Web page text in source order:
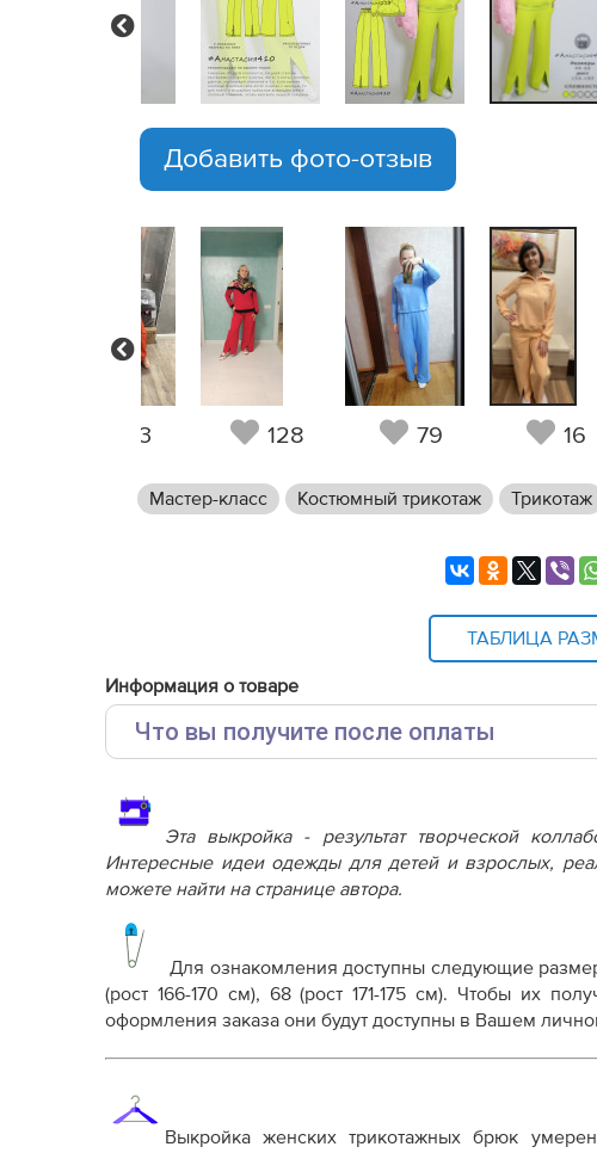
Добавить фото-отзыв
Previous
13 128 79 16
Мастер-класс Костюмный трикотаж Трикотаж
ТАБЛИЦА
Информация о товаре
Что вы получите после оплаты
Выкройка PDF для печати на принтере A4 или
от выбора формата
Инструкция-брюки-Анастасия410.pdf
Дополнительные файлы:
Справочник - виды швов
Терминология машинных работ
Терминология ВТО
Дополнение к технологии пошива
Эта выкройка - результат творческой
Интересные идеи одежды для детей и взрослых,
можете найти на странице автора.
Для ознакомления доступны следующие
(рост 166-170 см), 68 (рост 171-175 см). Чтобы их
оформления заказа они будут доступны в Вашем
Выкройка женских трикотажных брюк